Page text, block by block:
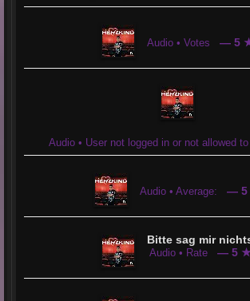
Audio • Votes — 5
Audio • User not logged in or not allowed
Audio • Average: —
Bitte sag mir
Audio • Rate — 5